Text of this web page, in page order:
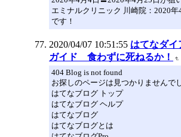
エミナルクリニック 川崎院：2020
です！
2020/04/07 10:51:55 はてなダイ
ガイド 食わずに死ねるか！
404 Blog is not found
お探しのページは見つかりませんで
はてなブログ トップ
はてなブログ ヘルプ
はてなブログ
はてなブログとは